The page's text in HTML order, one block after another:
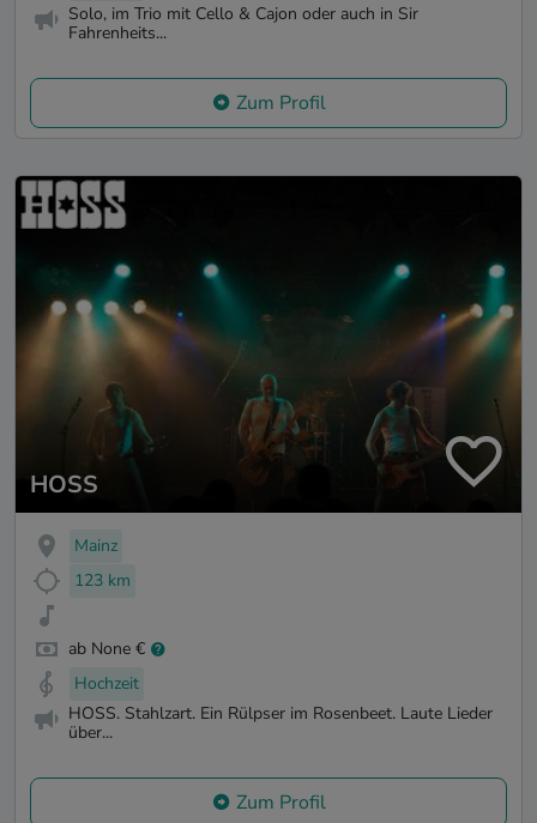
Solo, im Trio mit Cello & Cajon oder auch in Sir
Fahrenheits...
Zum Profil
HOSS
Mainz
123 km
ab None €
Hochzeit
HOSS. Stahlzart. Ein Rülpser im Rosenbeet. Laute Lieder
über...
Zum Profil